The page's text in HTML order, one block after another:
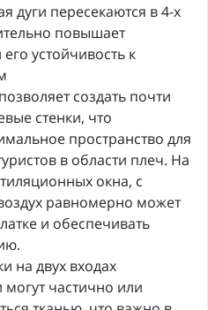
дуги пересекаются в 4-х
повышает
устойчивость к
создать почти
стенки, что
пространство для
в области плеч. На
окна, с
равномерно может
и обеспечивать
на двух входах
могут частично или